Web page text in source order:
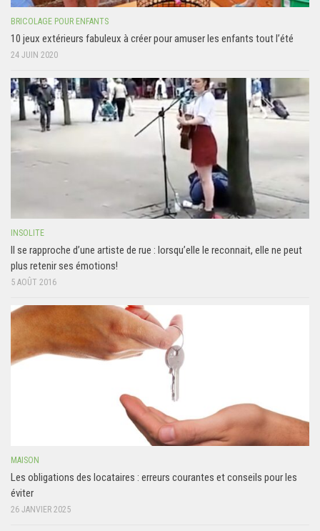
BRICOLAGE POUR ENFANTS
10 jeux extérieurs fabuleux à créer pour amuser les enfants tout l’été
24 JUIN 2020
INSOLITE
Il se rapproche d’une artiste de rue : lorsqu’elle le reconnait, elle ne peut
plus retenir ses émotions!
5 AOÛT 2016
MAISON
Les obligations des locataires : erreurs courantes et conseils pour les
éviter
26 JANVIER 2025